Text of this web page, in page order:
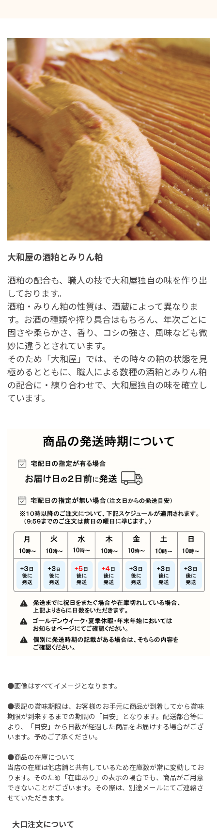
大和屋の酒粕とみりん粕
酒粕の配合も、職人の技で大和屋独自の味を作り出
しております。
酒粕・みりん粕の性質は、酒蔵によって異なりま
す。お酒の種類や搾り具合はもちろん、年次ごとに
固さや柔らかさ、香り、コシの強さ、風味なども微
妙に違うとされています。
そのため「大和屋」では、その時々の粕の状態を見
極めるとともに、職人による数種の酒粕とみりん粕
の配合に・練り合わせで、大和屋独自の味を確立し
ています。
●画像はすべてイメージとなります。
●表記の賞味期限は、お客様のお手元に商品が到着してから賞味
期限が到来するまでの期間の「目安」となります。配送都合等に
より、「目安」から日数が経過した商品をお届けする場合がござ
います。予めご了承ください。
●商品の在庫について
当店の在庫は他店舗と共有しているため在庫数が常に変動してお
ります。そのため「在庫あり」の表示の場合でも、商品がご用意
できないことがございます。その際は、別途メールにてご連絡さ
せていただきます。
大口注文について